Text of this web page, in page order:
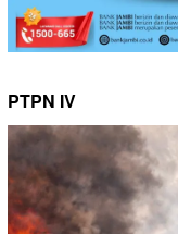
PTPN IV